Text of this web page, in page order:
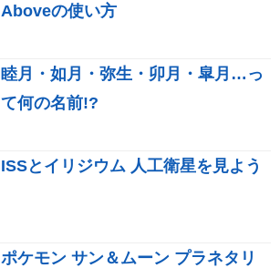
Aboveの使い方
睦月・如月・弥生・卯月・皐月…っ
て何の名前!?
ISSとイリジウム 人工衛星を見よう
ポケモン サン＆ムーン プラネタリ